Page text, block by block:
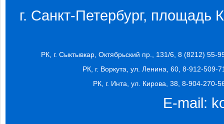
г. Санкт-Петербург, площадь
РК, г. Сыктывкар, Октябрьский пр., 131/6, 8 (8212) 55-
РК, г. Воркута, ул. Ленина, 60, 8-912-509-
РК, г. Инта, ул. Кирова, 38, 8-904-270-
E-mail: